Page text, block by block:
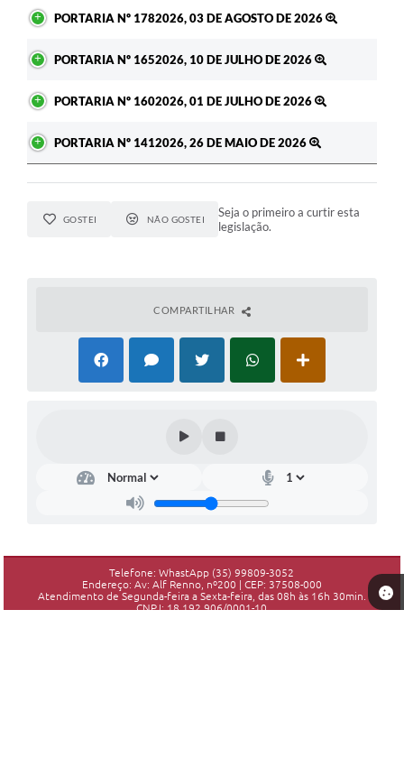
PORTARIA Nº 1782026, 03 DE AGOSTO DE 2026
PORTARIA Nº 1652026, 10 DE JULHO DE 2026
PORTARIA Nº 1602026, 01 DE JULHO DE 2026
PORTARIA Nº 1412026, 26 DE MAIO DE 2026
GOSTEI NÃO GOSTEI
Seja o primeiro a curtir esta
legislação.
COMPARTILHAR
Telefone: WhastApp (35) 99809-3052
Endereço: Av: Alf Renno, nº200 | CEP: 37508-000
Atendimento de Segunda-feira a Sexta-feira, das 08h às 16h 30min.
CNPJ: 18.192.906/0001-10